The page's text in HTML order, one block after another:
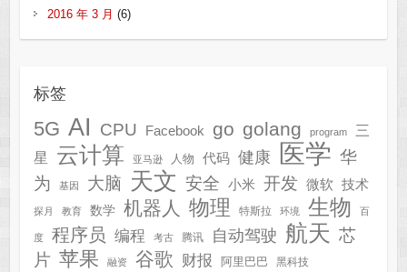
2016 年 3 月 (6)
标签
5G AI CPU Facebook go golang program
三
星
云计算 亚马逊 人物 代码 健康 医学 华
为
基因 大脑 天文 安全 小米 开发 微软 技术
探月 教育 数学 机器人 物理 特斯拉 环境 生物 百
度 程序员 编程 考古 腾讯 自动驾驶 航天 芯
片 苹果 融资 谷歌 财报 阿里巴巴 黑科技